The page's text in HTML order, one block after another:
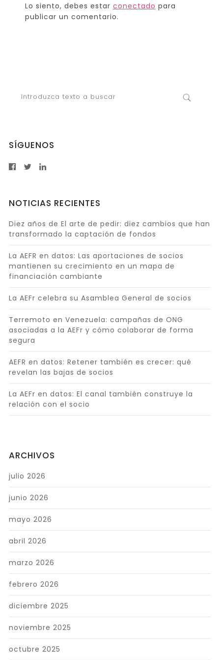
Lo siento, debes estar conectado para
publicar un comentario.
SÍGUENOS
NOTICIAS RECIENTES
Diez años de El arte de pedir: diez cambios que han
transformado la captación de fondos
La AEFR en datos: Las aportaciones de socios
mantienen su crecimiento en un mapa de
financiación cambiante
La AEFr celebra su Asamblea General de socios
Terremoto en Venezuela: campañas de ONG
asociadas a la AEFr y cómo colaborar de forma
segura
AEFR en datos: Retener también es crecer: qué
revelan las bajas de socios
La AEFr en datos: El canal también construye la
relación con el socio
ARCHIVOS
julio 2026
junio 2026
mayo 2026
abril 2026
marzo 2026
febrero 2026
diciembre 2025
noviembre 2025
octubre 2025